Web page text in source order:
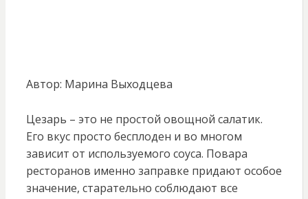
Автор: Марина Выходцева
Цезарь – это не простой овощной салатик.
Его вкус просто бесплоден и во многом
зависит от используемого соуса. Повара
ресторанов именно заправке придают особое
значение, старательно соблюдают все